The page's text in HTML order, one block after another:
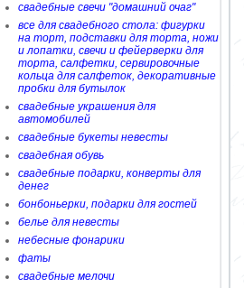
свадебные свечи "домашний очаг"
все для свадебного стола: фигурки
на торт, подставки для торта, ножи
и лопатки, свечи и фейерверки для
торта, салфетки, сервировочные
кольца для салфеток, декоративные
пробки для бутылок
свадебные украшения для
автомобилей
свадебные букеты невесты
свадебная обувь
свадебные подарки, конверты для
денег
бонбоньерки, подарки для гостей
белье для невесты
небесные фонарики
фаты
свадебные мелочи